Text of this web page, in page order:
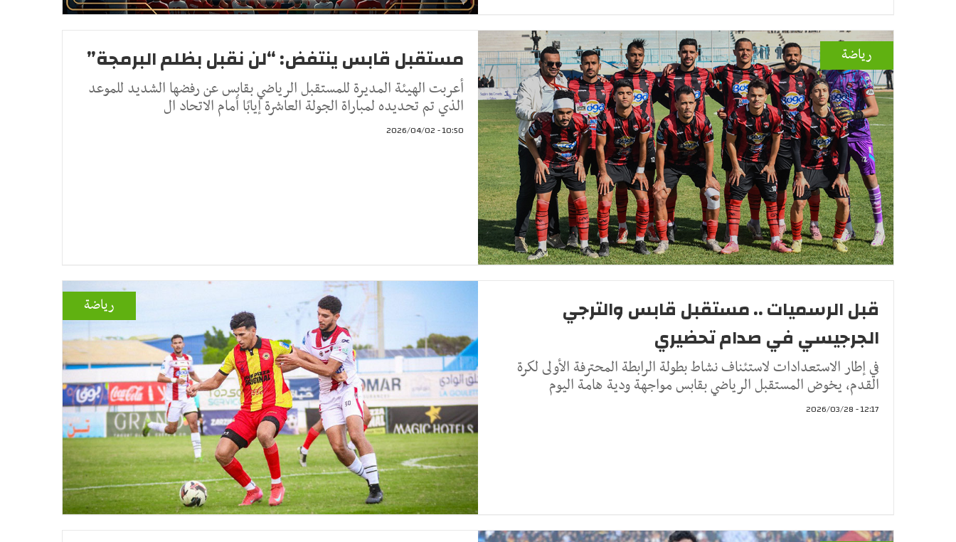
رياضة مستقبل قابس ينتفض: “لن نقبل بظلم البرمجة”
أعربت الهيئة المديرة للمستقبل الرياضي بقابس عن رفضها الشديد للموعد
الذي تم تحديده لمباراة الجولة العاشرة إيابًا أمام الاتحاد ال
10:50 - 2026/04/02
رياضة
قبل الرسميات .. مستقبل قابس والترجي
الجرجيسي في صدام تحضيري
في إطار الاستعدادات لاستئناف نشاط بطولة الرابطة المحترفة الأولى لكرة
القدم، يخوض المستقبل الرياضي بقابس مواجهة ودية هامة اليوم
12:17 - 2026/03/28